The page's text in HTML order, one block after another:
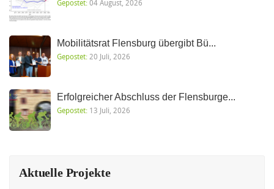
Gepostet:04 August, 2026
Mobilitätsrat Flensburg übergibt Bü...
Gepostet:20 Juli, 2026
Erfolgreicher Abschluss der Flensburge...
Gepostet: 13 Juli, 2026
Aktuelle Projekte